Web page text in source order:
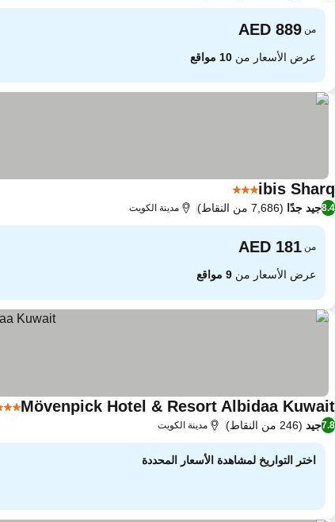
من
عرض الأسعار من 10 مواقع
ibis Sharq3 عدد النجوم
8.4جيد جدًا (7,686 من النقاط) مدينة الكويت
من
عرض الأسعار من 9 مواقع
Mövenpick Hotel & Resort Albidaa Kuwait5 عدد النجوم
7.8جيد (246 من النقاط) مدينة الكويت
اختر التواريخ لمشاهدة الأسعار المحددة